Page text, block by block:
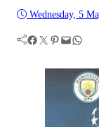
Wednesday, 5
Facebook Twitter Pinterest Mail WhatsApp